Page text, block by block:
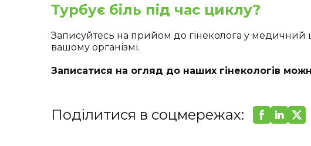
Турбує біль під час циклу?
Записуйтесь на прийом до гінеколога у медичний
вашому організмі.
Записатися на огляд до наших гінекологів
Поділитися в соцмережах: